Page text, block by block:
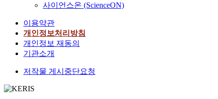
사이언스온 (ScienceON)
이용약관
개인정보처리방침
개인정보 재동의
기관소개
저작물 게시중단요청